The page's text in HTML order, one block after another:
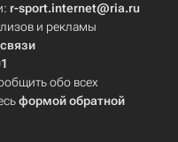
r-sport.internet@ria.ru
и рекламы
обо всех
формой обратной